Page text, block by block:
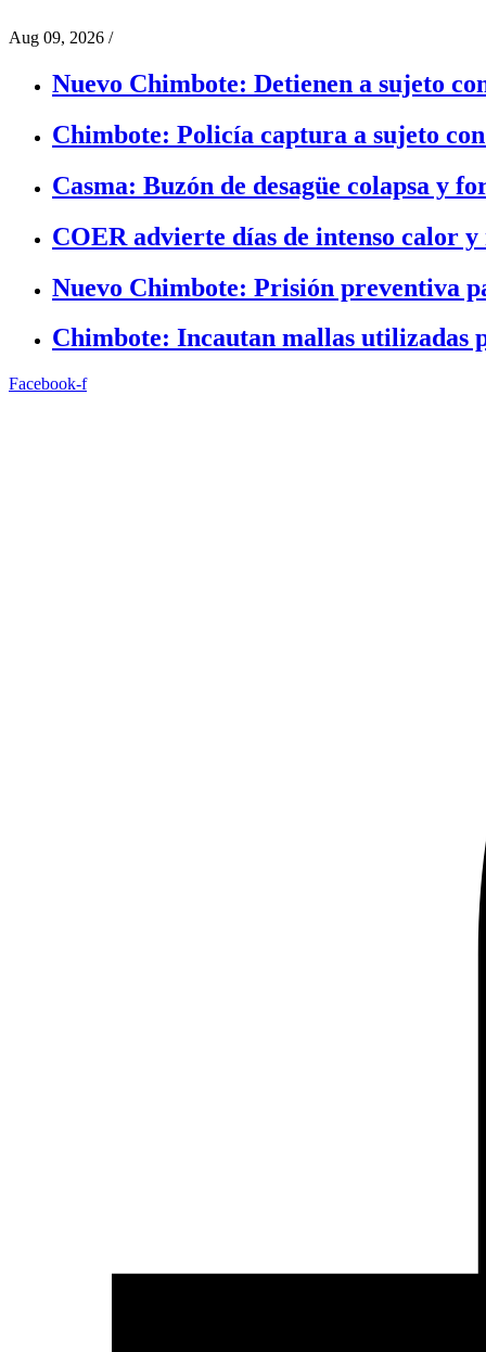
Aug 09, 2026 /
Nuevo Chimbote: Detienen a sujeto
Chimbote: Policía captura a sujeto
Casma: Buzón de desagüe colapsa y
COER advierte días de intenso calor
Nuevo Chimbote: Prisión preventiva
Chimbote: Incautan mallas utilizadas
Facebook-f